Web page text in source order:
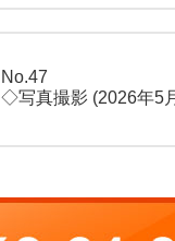
No.47
◇写真撮影 (2026年5